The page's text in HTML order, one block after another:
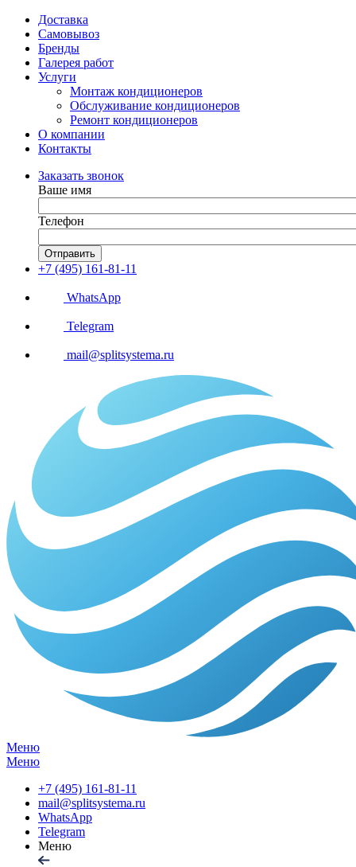
Доставка
Самовывоз
Бренды
Галерея работ
Услуги
Монтаж кондиционеров
Обслуживание кондиционеров
Ремонт кондиционеров
О компании
Контакты
Заказать звонок
Ваше имя
Телефон
Отправить
+7 (495) 161-81-11
WhatsApp
Telegram
mail@splitsystema.ru
Меню
Меню
+7 (495) 161-81-11
mail@splitsystema.ru
WhatsApp
Telegram
Меню